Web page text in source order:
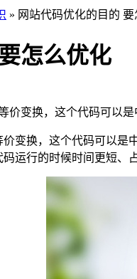
» 网站代码优化的目的
怎么优化
价变换，这个代码可以
变换，这个代码可以
运行的时候时间更短、